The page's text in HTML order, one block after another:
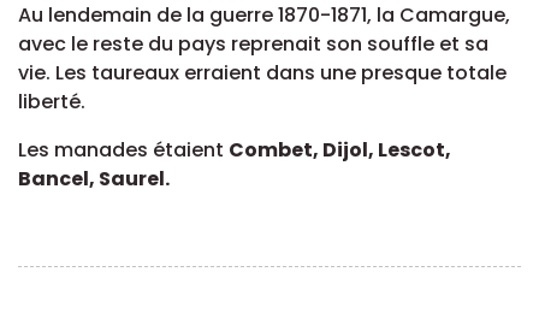
Au lendemain de la guerre 1870-1871, la Camargue,
avec le reste du pays reprenait son souffle et sa
vie. Les taureaux erraient dans une presque totale
liberté.
Les manades étaient Combet, Dijol, Lescot,
Bancel, Saurel.